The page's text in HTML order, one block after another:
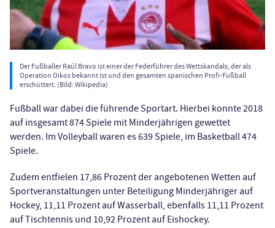
Der Fußballer Raúl Bravo ist einer der Federführer des Wettskandals, der als
Operation Oikos bekannt ist und den gesamten spanischen Profi-Fußball
erschüttert. (Bild: Wikipedia)
Fußball war dabei die führende Sportart. Hierbei konnte 2018
auf insgesamt 874 Spiele mit Minderjährigen gewettet
werden. Im Volleyball waren es 639 Spiele, im Basketball 474
Spiele.
Zudem entfielen 17,86 Prozent der angebotenen Wetten auf
Sportveranstaltungen unter Beteiligung Minderjähriger auf
Hockey, 11,11 Prozent auf Wasserball, ebenfalls 11,11 Prozent
auf Tischtennis und 10,92 Prozent auf Eishockey.